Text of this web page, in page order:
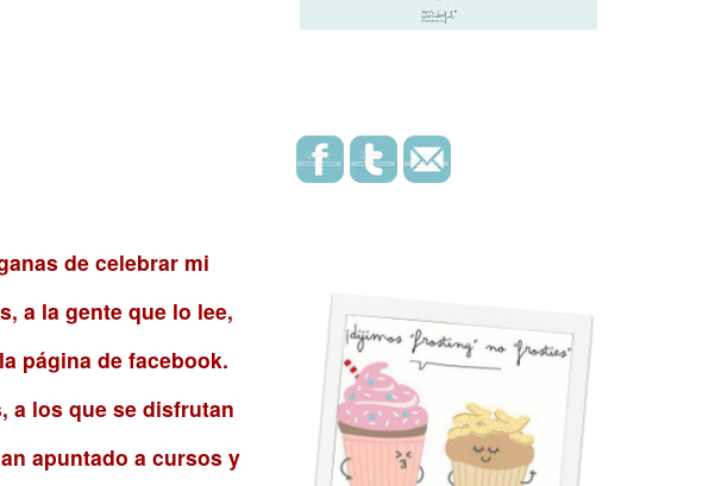
de celebrar mi
a la gente que lo lee,
página de facebook.
a los que se disfrutan
apuntado a cursos y